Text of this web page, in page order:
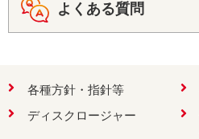
よくある質問
各種方針・指針等
ディスクロージャー